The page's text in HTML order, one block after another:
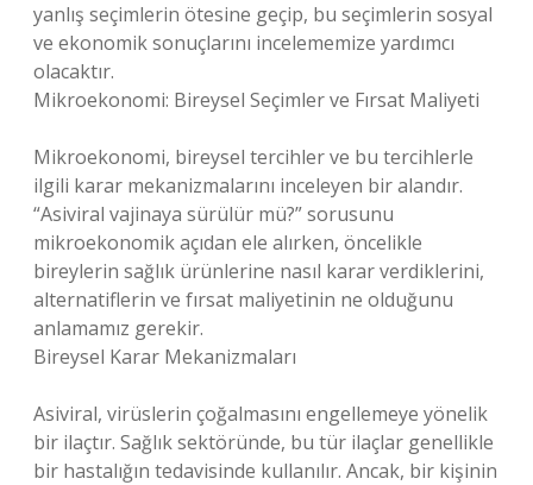
yanlış seçimlerin ötesine geçip, bu seçimlerin sosyal
ve ekonomik sonuçlarını incelememize yardımcı
olacaktır.
Mikroekonomi: Bireysel Seçimler ve Fırsat Maliyeti
Mikroekonomi, bireysel tercihler ve bu tercihlerle
ilgili karar mekanizmalarını inceleyen bir alandır.
“Asiviral vajinaya sürülür mü?” sorusunu
mikroekonomik açıdan ele alırken, öncelikle
bireylerin sağlık ürünlerine nasıl karar verdiklerini,
alternatiflerin ve fırsat maliyetinin ne olduğunu
anlamamız gerekir.
Bireysel Karar Mekanizmaları
Asiviral, virüslerin çoğalmasını engellemeye yönelik
bir ilaçtır. Sağlık sektöründe, bu tür ilaçlar genellikle
bir hastalığın tedavisinde kullanılır. Ancak, bir kişinin